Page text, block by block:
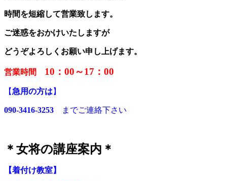
時間を短縮して営業致します。
ご迷惑をおかけいたしますが
どうぞよろしくお願い申し上げます。
営業時間 10：00～17：00
【急用の方は 】
090-3416-3253 までご連絡下さい
＊女将の講座案内＊
【着付け教室】